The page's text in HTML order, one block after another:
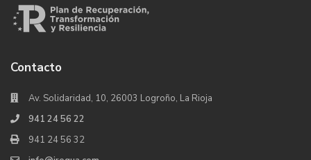
Contacto
Av. Solidaridad, 10, 26003 Logroño, La Rioja
941 24 56 22
941 24 56 32